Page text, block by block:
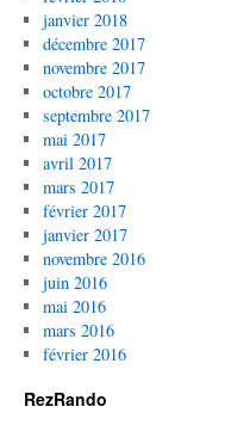
janvier 2018
décembre 2017
novembre 2017
octobre 2017
septembre 2017
mai 2017
avril 2017
mars 2017
février 2017
janvier 2017
novembre 2016
juin 2016
mai 2016
mars 2016
février 2016
RezRando